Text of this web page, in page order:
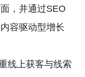
，并通过SEO
容驱动型增长
线上获客与线索